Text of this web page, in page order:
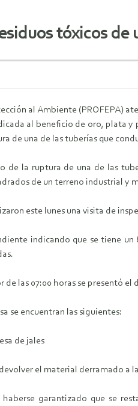
tóxicos de
al Ambiente (PROFEPA)
al beneficio de oro, plata
de una de las tuberías que
de la ruptura de una de las
de un terreno industrial y
este lunes una visita de
indicando que se tiene
las 07:00 horas se presentó el
se encuentran las siguientes:
de jales
el material derramado a
garantizado que se